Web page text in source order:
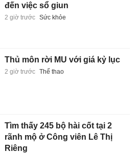
đến việc sổ giun
2 giờ trước Sức khỏe
Thủ môn rời MU với giá kỷ lục
2 giờ trước Thể thao
Tìm thấy 245 bộ hài cốt tại 2
rãnh mộ ở Công viên Lê Thị
Riêng